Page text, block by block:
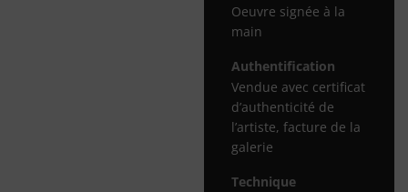
Oeuvre signée à la
main
Authentification
Vendue avec certificat
d’authenticité de
l’artiste, facture de la
galerie
Technique